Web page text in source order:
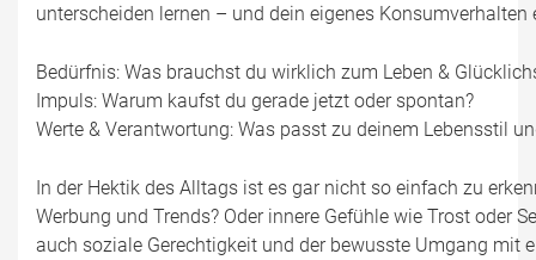
unterscheiden lernen – und dein eigenes Konsumverhalten
Bedürfnis: Was brauchst du wirklich zum Leben &
Impuls: Warum kaufst du gerade jetzt oder spontan?
Werte & Verantwortung: Was passt zu deinem Lebensstil
In der Hektik des Alltags ist es gar nicht so einfach zu
Werbung und Trends? Oder innere Gefühle wie Trost
auch soziale Gerechtigkeit und der bewusste Umgang mit